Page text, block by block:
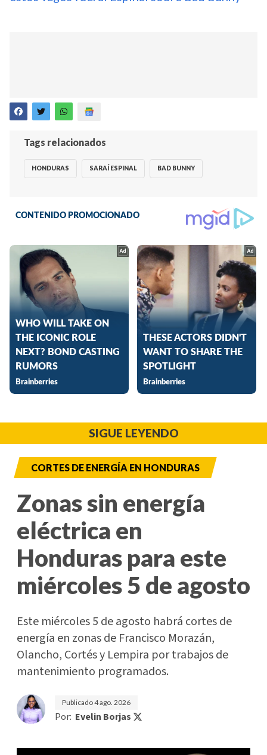
Tags relacionados
HONDURAS SARAÍ ESPINAL BAD BUNNY
SIGUE LEYENDO
CORTES DE ENERGÍA EN HONDURAS
Zonas sin energía
eléctrica en
Honduras para este
miércoles 5 de agosto
Este miércoles 5 de agosto habrá cortes de
energía en zonas de Francisco Morazán,
Olancho, Cortés y Lempira por trabajos de
mantenimiento programados.
Publicado4 ago. 2026
Por: Evelin Borjas